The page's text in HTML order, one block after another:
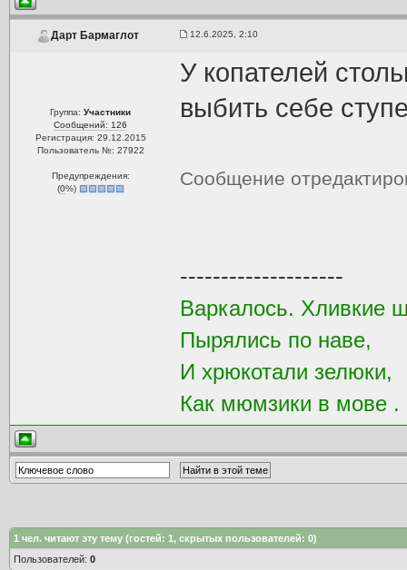
Дарт Бармаглот 12.6.2025, 2:10
Группа:Участники
Сообщений: 126
Регистрация: 29.12.2015
Пользователь №: 27922
Предупреждения:
(0%)
У копателей
выбить себе
Сообщение
--------------------
Варкалось. Хливкие
Пырялись по наве,
И хрюкотали зелюки,
Как мюмзики в мове .
1 чел. читают эту тему (гостей: 1, скрытых пользователей: 0)
Пользователей: 0